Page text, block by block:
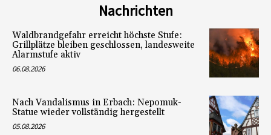
Nachrichten
Waldbrandgefahr erreicht höchste Stufe:
Grillplätze bleiben geschlossen, landesweite
Alarmstufe aktiv
06.08.2026
Nach Vandalismus in Erbach: Nepomuk-
Statue wieder vollständig hergestellt
05.08.2026